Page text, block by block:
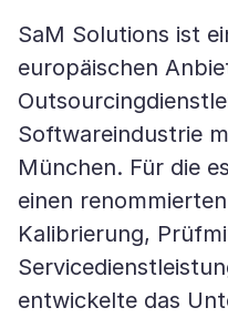
SaM Solutions ist
europäischen
Softwareindustrie
München. Für die
einen
Kalibrierung,
entwickelte das